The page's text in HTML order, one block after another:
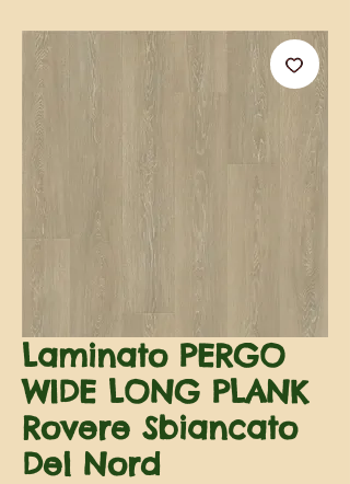
Laminato PERGO
WIDE LONG PLANK
Rovere Sbiancato
Del Nord